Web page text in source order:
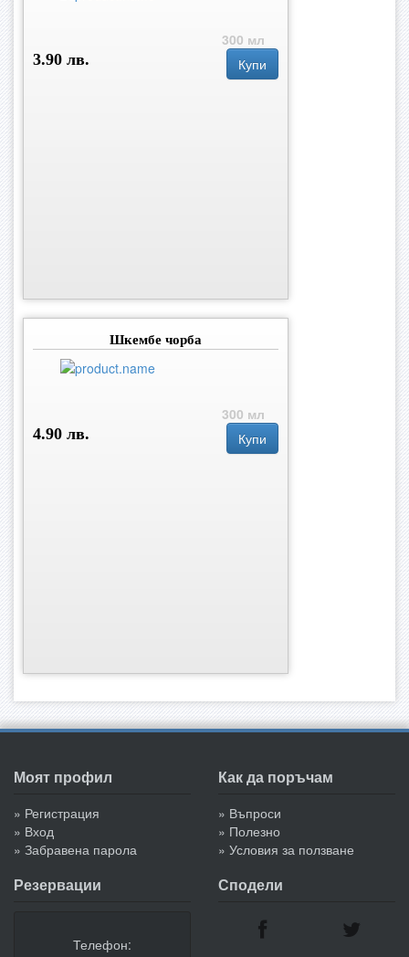
300 мл
3.90 лв.
Купи
Шкембе чорба
300 мл
4.90 лв.
Купи
Моят профил
» Регистрация
» Вход
» Забравена парола
Как да поръчам
» Въпроси
» Полезно
» Условия за ползване
Резервации
Телефон:
Сподели